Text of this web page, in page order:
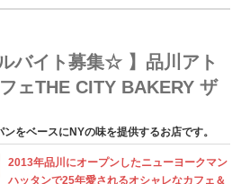
バイト募集☆ 】品川アト
ェTHE CITY BAKERY ザ
をベースにNYの味を提供するお店です。
2013年品川にオープンしたニューヨークマン
ハッタンで25年愛されるオシャレなカフェ＆